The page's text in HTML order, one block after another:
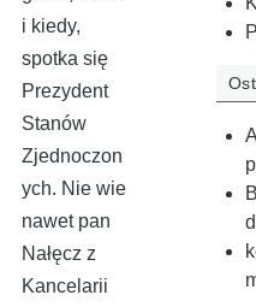
i kiedy,
spotka się
Prezydent
Stanów
Zjednoczon
ych. Nie wie
nawet pan
Nałęcz z
Kancelarii